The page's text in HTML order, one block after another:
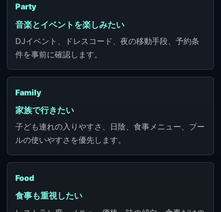
Party
音楽とイベントを楽しみたい
DJイベント、ドレスコード、夜の移動手段、予約条
件を事前に確認します。
Family
家族で行きたい
子ども連れの入りやすさ、日陰、食事メニュー、プー
ルの使いやすさを優先します。
Food
食事も重視したい